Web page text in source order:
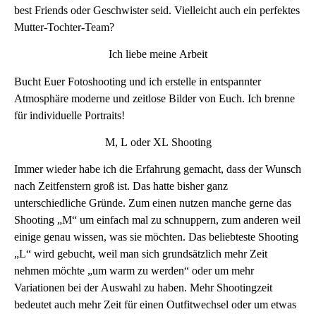
best Friends oder Geschwister seid. Vielleicht auch ein perfektes
Mutter-Tochter-Team?
Ich liebe meine Arbeit
Bucht Euer Fotoshooting und ich erstelle in entspannter
Atmosphäre moderne und zeitlose Bilder von Euch. Ich brenne
für individuelle Portraits!
M, L oder XL Shooting
Immer wieder habe ich die Erfahrung gemacht, dass der Wunsch
nach Zeitfenstern groß ist. Das hatte bisher ganz
unterschiedliche Gründe. Zum einen nutzen manche gerne das
Shooting „M“ um einfach mal zu schnuppern, zum anderen weil
einige genau wissen, was sie möchten. Das beliebteste Shooting
„L“ wird gebucht, weil man sich grundsätzlich mehr Zeit
nehmen möchte „um warm zu werden“ oder um mehr
Variationen bei der Auswahl zu haben. Mehr Shootingzeit
bedeutet auch mehr Zeit für einen Outfitwechsel oder um etwas